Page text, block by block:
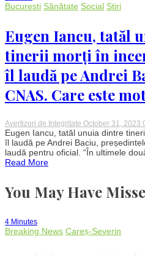
Bucuresti Sănătate Social Stiri
Eugen Iancu, tatăl
tinerii morți în
îl laudă pe Andrei
CNAS. Care este
Avertizori de Integritate October 31, 2023
Eugen Iancu, tatăl unuia dintre
îl laudă pe Andrei Baciu,
laudă pentru oficial. “În ultimele
Read More
You May Have
4 Minutes
Breaking News Careș-Severin